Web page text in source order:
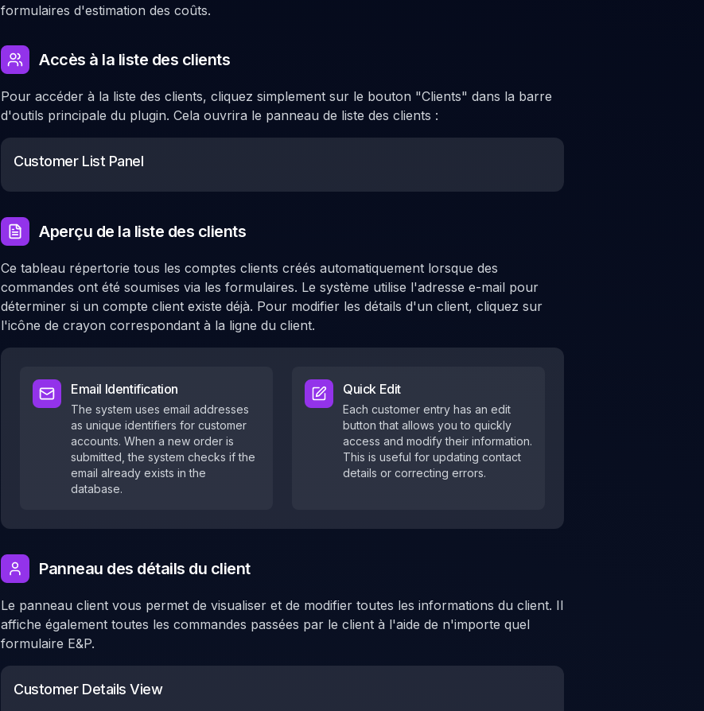
formulaires d'estimation des coûts.
Accès à la liste des clients
Pour accéder à la liste des clients, cliquez simplement sur le bouton "Clients" dans la barre
d'outils principale du plugin. Cela ouvrira le panneau de liste des clients :
Customer List Panel
Aperçu de la liste des clients
Ce tableau répertorie tous les comptes clients créés automatiquement lorsque des
commandes ont été soumises via les formulaires. Le système utilise l'adresse e-mail pour
déterminer si un compte client existe déjà. Pour modifier les détails d'un client, cliquez sur
l'icône de crayon correspondant à la ligne du client.
Email Identification
The system uses email addresses
as unique identifiers for customer
accounts. When a new order is
submitted, the system checks if the
email already exists in the
database.
Quick Edit
Each customer entry has an edit
button that allows you to quickly
access and modify their information.
This is useful for updating contact
details or correcting errors.
Panneau des détails du client
Le panneau client vous permet de visualiser et de modifier toutes les informations du client. Il
affiche également toutes les commandes passées par le client à l'aide de n'importe quel
formulaire E&P.
Customer Details View